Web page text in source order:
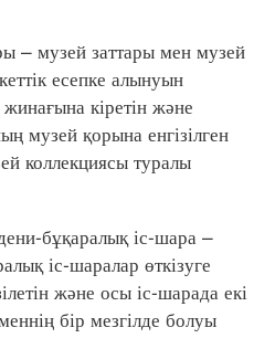
музей заттары мен музей
есепке алынуын
кіретін және
музей қорына енгізілген
коллекциясы туралы
бұқаралық іс-шара –
іс-шаралар өткізуге
және осы іс-шарада екі
бір мезгілде болуы